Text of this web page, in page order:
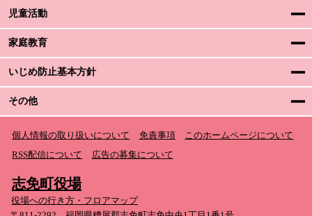
児童活動
家庭教育
いじめ防止基本方針
その他
個人情報の取り扱いについて 免責事項
このホームページについて
RSS配信について
広告の募集について
志免町役場
役場への行き方・フロアマップ